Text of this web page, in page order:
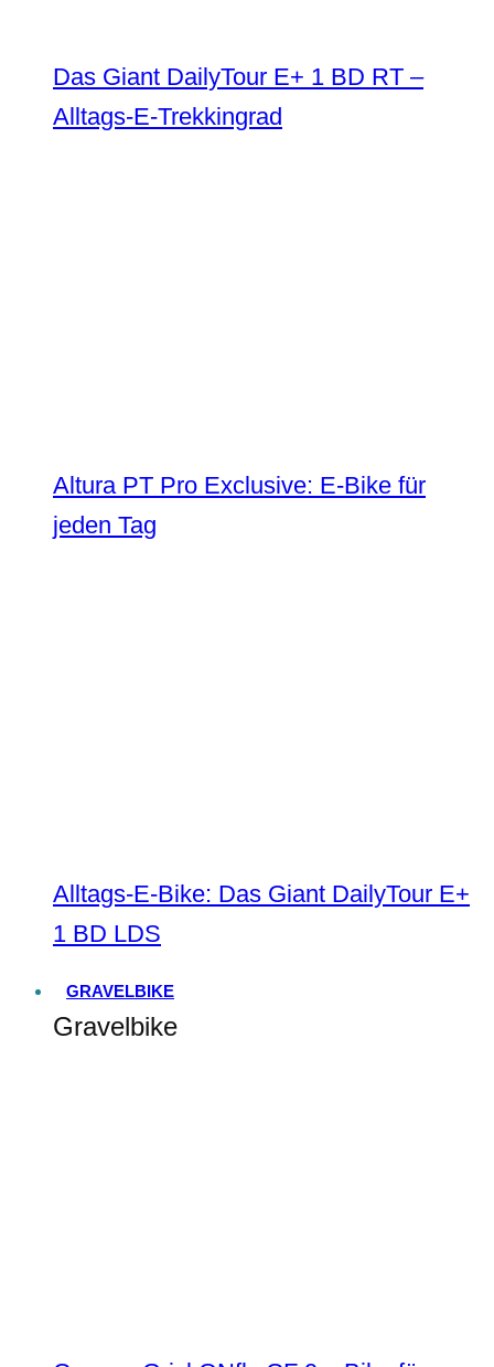
Das Giant DailyTour E+ 1 BD RT –
Alltags-E-Trekkingrad
Altura PT Pro Exclusive: E-Bike für
jeden Tag
Alltags-E-Bike: Das Giant DailyTour E+
1 BD LDS
GRAVELBIKE
Gravelbike